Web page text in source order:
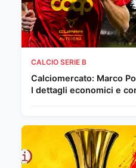
CALCIO SERIE B
Calciomercato: Marco
I dettagli economici e